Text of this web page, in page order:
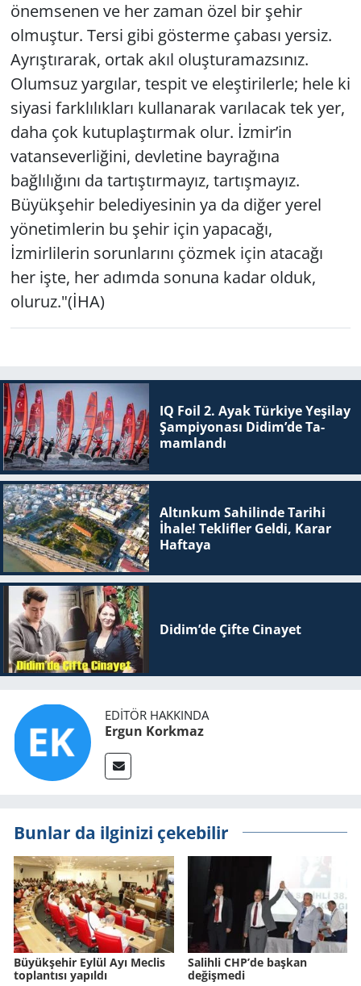
önemsenen ve her zaman özel bir şehir
olmuştur. Tersi gibi gösterme çabası yersiz.
Ayrıştırarak, ortak akıl oluşturamazsınız.
Olumsuz yargılar, tespit ve eleştirilerle; hele ki
siyasi farklılıkları kullanarak varılacak tek yer,
daha çok kutuplaştırmak olur. İzmir’in
vatanseverliğini, devletine bayrağına
bağlılığını da tartıştırmayız, tartışmayız.
Büyükşehir belediyesinin ya da diğer yerel
yönetimlerin bu şehir için yapacağı,
İzmirlilerin sorunlarını çözmek için atacağı
her işte, her adımda sonuna kadar olduk,
oluruz."(İHA)
IQ Foil 2. Ayak Tür­ki­ye Ye­şi­lay
Şam­pi­yo­na­sı Didim’de Ta­
mam­lan­dı
Altınkum Sahilinde Tarihi
İhale! Teklifler Geldi, Karar
Haftaya
Didim’de Çifte Ci­na­yet
EDITÖR HAKKINDA
Ergun Korkmaz
Bunlar da ilginizi çekebilir
Büyükşehir Eylül Ayı Meclis
toplantısı yapıldı
Salihli CHP’de başkan
değişmedi